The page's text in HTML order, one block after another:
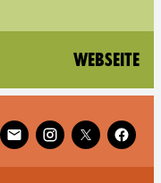
Webseite
Follow XR Kenya on